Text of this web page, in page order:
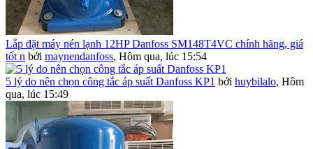
Lắp đặt máy nén lạnh 12HP Danfoss SM148T4VC chính hãng, giá
tốt n bởi maynendanfoss, Hôm qua, lúc 15:54
5 lý do nên chọn công tắc áp suất Danfoss KP1 bởi huybilalo, Hôm
qua, lúc 15:49